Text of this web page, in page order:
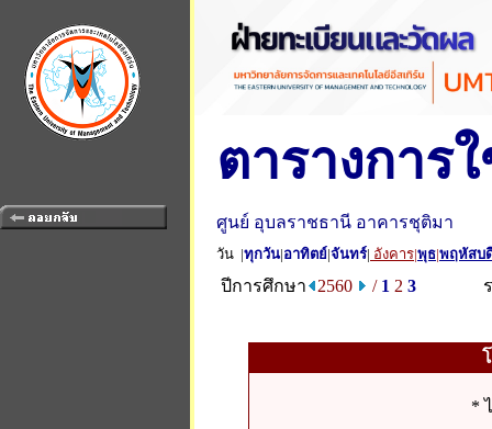
ตารางการ
ศูนย์ อุบลราชธานี อาคารชุติมา
วัน |ทุกวัน|อาทิตย์|จันทร์| อังคาร|พุธ|พฤหัสบ
ปีการศึกษา 2560 / 1 2 3
*